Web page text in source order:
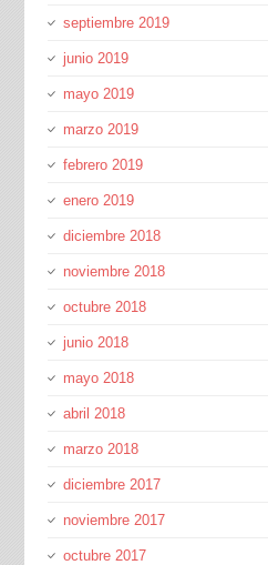
septiembre 2019
junio 2019
mayo 2019
marzo 2019
febrero 2019
enero 2019
diciembre 2018
noviembre 2018
octubre 2018
junio 2018
mayo 2018
abril 2018
marzo 2018
diciembre 2017
noviembre 2017
octubre 2017